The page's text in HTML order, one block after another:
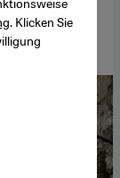
. Klicken Sie
Maps Embed,